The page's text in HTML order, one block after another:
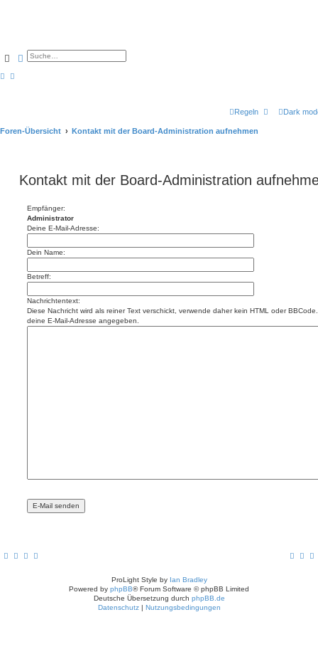
SucheErweiterte Suche
Dark
Regeln
Foren-Übersicht Kontakt mit der Board-Administration aufnehmen
Kontakt mit der Board-Administration
Empfänger:
Administrator
Deine E-Mail-Adresse:
Dein Name:
Betreff:
Nachrichtentext:
Diese Nachricht wird als reiner Text verschickt, verwende daher kein HTML oder
deine E-Mail-Adresse angegeben.
ProLight Style by Ian Bradley
Powered by phpBB® Forum Software © phpBB Limited
Deutsche Übersetzung durch phpBB.de
Datenschutz| Nutzungsbedingungen